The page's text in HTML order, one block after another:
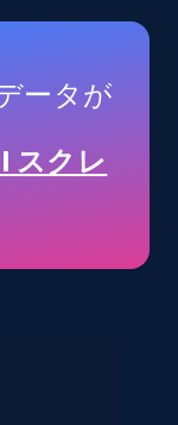
Initial
ータが
スクレ